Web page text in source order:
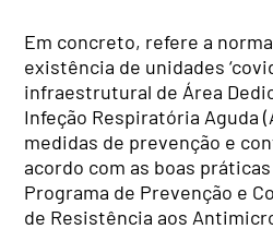
Em concreto, refere a norma
existência de unidades
infraestrutural de Área
Infeção Respiratória Aguda
medidas de prevenção e
acordo com as boas
Programa de Prevenção e
de Resistência aos